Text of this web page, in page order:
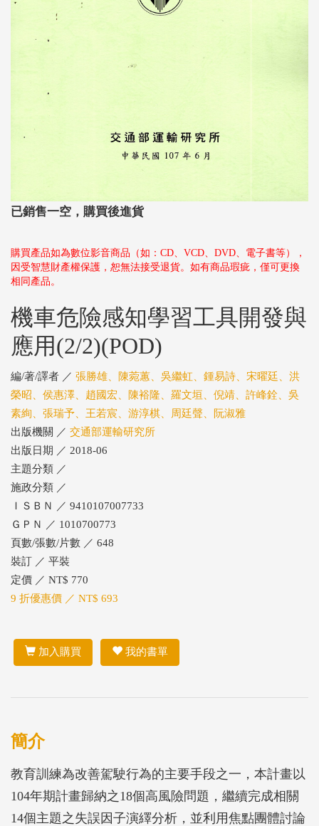
已銷售一空，購買後進貨
購買產品如為數位影音商品（如：CD、VCD、DVD、電子書等），
因受智慧財產權保護，恕無法接受退貨。如有商品瑕疵，僅可更換
相同產品。
機車危險感知學習工具開發與
應用(2/2)(POD)
編/著/譯者 ／ 張勝雄、陳菀蕙、吳繼虹、鍾易詩、宋曜廷、洪
榮昭、侯惠澤、趙國宏、陳裕隆、羅文垣、倪靖、許峰銓、吳
素絢、張瑞予、王若宸、游淳棋、周廷聲、阮淑雅
出版機關 ／ 交通部運輸研究所
出版日期 ／ 2018-06
主題分類 ／
施政分類 ／
ＩＳＢＮ ／ 9410107007733
ＧＰＮ ／ 1010700773
頁數/張數/片數 ／ 648
裝訂 ／ 平裝
定價 ／ NT$ 770
9 折優惠價 ／ NT$ 693
加入購買 我的書單
簡介
教育訓練為改善駕駛行為的主要手段之一，本計畫以
104年期計畫歸納之18個高風險問題，繼續完成相關
14個主題之失誤因子演繹分析，並利用焦點團體討論